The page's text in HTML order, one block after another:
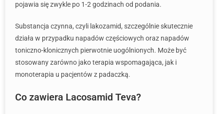
pojawia się zwykle po 1-2 godzinach od podania.
Substancja czynna, czyli lakozamid, szczególnie skutecznie
działa w przypadku napadów częściowych oraz napadów
toniczno-klonicznych pierwotnie uogólnionych. Może być
stosowany zarówno jako terapia wspomagająca, jak i
monoterapia u pacjentów z padaczką.
Co zawiera Lacosamid Teva?